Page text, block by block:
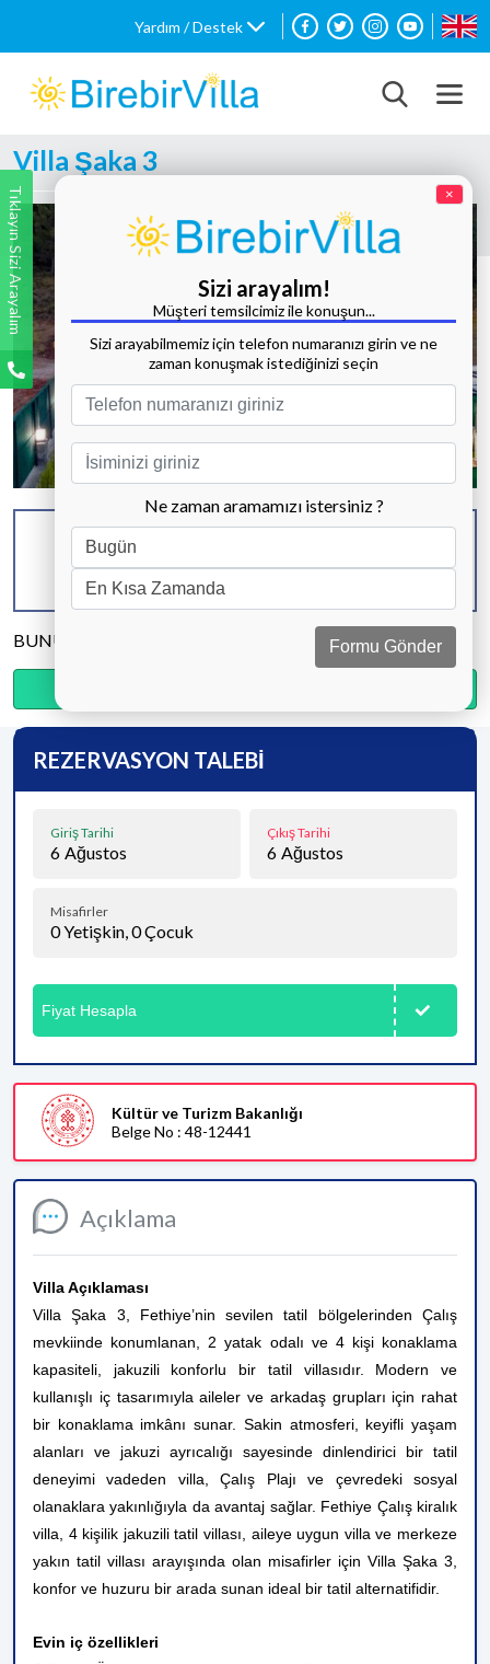
Yardım / Destek
Villa Şaka 3
Tüm Fotoğrafları Göster
KAPASİTE
4 KİŞİ
BANYO & WC
2 ADET
YATAK ODASI
BUNU PAYLAŞ
Açıklama
Villa Açıklaması
Villa Şaka 3, Fethiye’nin sevilen tatil bölgelerinden Çalış
mevkiinde konumlanan, 2 yatak odalı ve 4 kişi konaklama
kapasiteli, jakuzili konforlu bir tatil villasıdır. Modern ve
kullanışlı iç tasarımıyla aileler ve arkadaş grupları için rahat
bir konaklama imkânı sunar. Sakin atmosferi, keyifli yaşam
alanları ve jakuzi ayrıcalığı sayesinde dinlendirici bir tatil
deneyimi vadeden villa, Çalış Plajı ve çevredeki sosyal
olanaklara yakınlığıyla da avantaj sağlar. Fethiye Çalış kiralık
villa, 4 kişilik jakuzili tatil villası, aileye uygun villa ve merkeze
yakın tatil villası arayışında olan misafirler için Villa Şaka 3,
konfor ve huzuru bir arada sunan ideal bir tatil alternatifidir.
Evin iç özellikleri
REZERVASYON TALEBİ
Giriş Tarihi
6 Ağustos
Çıkış Tarihi
6 Ağustos
Misafirler
0Yetişkin,0Çocuk
Fiyat Hesapla
Kültür ve Turizm Bakanlığı
Belge No : 48-12441
Tıklayın Sizi Arayalım ×
Sizi arayalım!
Müşteri temsilcimiz ile konuşun...
Sizi arayabilmemiz için telefon numaranızı girin ve ne
zaman konuşmak istediğinizi seçin
Ne zaman aramamızı istersiniz ?
Formu Gönder